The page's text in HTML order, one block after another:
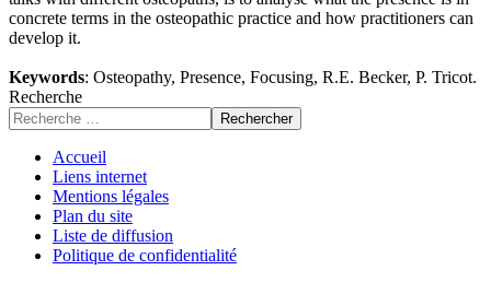
concrete terms in the osteopathic practice and how practitioners can
develop it.
Keywords: Osteopathy, Presence, Focusing, R.E. Becker, P. Tricot.
Recherche
Rechercher
Accueil
Liens internet
Mentions légales
Plan du site
Liste de diffusion
Politique de confidentialité